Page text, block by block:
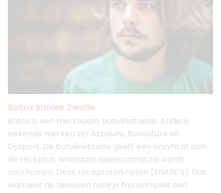
Botox kliniek Zwolle
Botox is een merknaam botulinetoxine. Andere
bekende merken zijn Azzalure, Bocouture en
Dysport. De botulinetoxine geeft een enzym af aan
de receptor, waardoor spiercontractie wordt
voorkomen. Deze receptoren heten (SNARE’s). Dus
wanneer de zenuwen nabij je fronsrimpels een